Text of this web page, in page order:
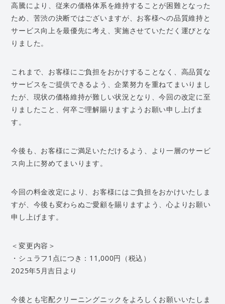
高騰により、従来の価格体系を維持することが困難となった
ため、苦渋の決断ではございますが、お客様への品質維持と
サービス向上を最優先に考え、実施させていただく運びとな
りました。
これまで、お客様にご負担をおかけすることなく、高品質な
サービスをご提供できるよう、企業努力を重ねてまいりまし
たが、現状の価格維持が難しい状況となり、今回の改定に至
りましたこと、何卒ご理解賜りますようお願い申し上げま
す。
今後も、お客様にご満足いただけるよう、より一層のサービ
ス向上に努めてまいります。
今回の料金改定により、お客様にはご負担をおかけいたしま
すが、今後も変わらぬご愛顧を賜りますよう、心よりお願い
申し上げます。
＜変更内容＞
・シュラフ1点につき：11,000円（税込）
2025年5月吉日より
今後とも宅配クリーニングニックをよろしくお願いいたしま